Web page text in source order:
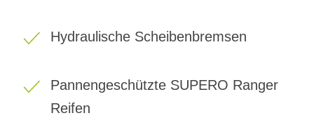
Hydraulische Scheibenbremsen
Pannengeschützte SUPERO Ranger
Reifen